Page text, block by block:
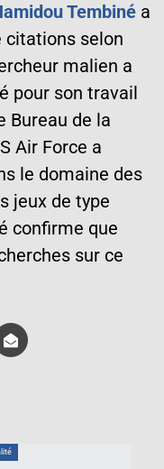
Tembiné a
citations selon
malien a
pour son travail
Bureau de la
Air Force a
le domaine des
jeux de type
confirme que
sur ce